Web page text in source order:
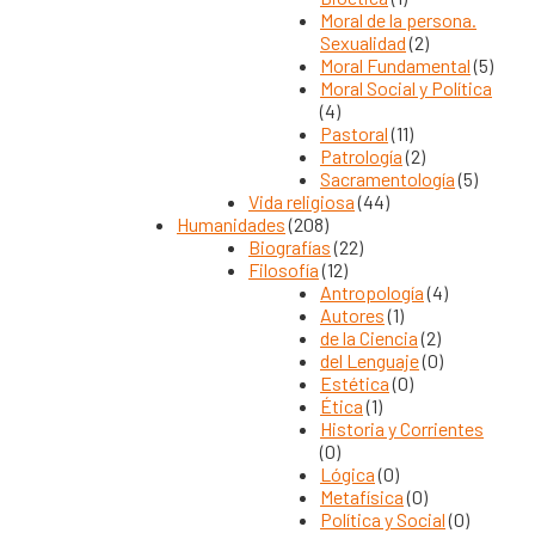
Moral de la persona.
Sexualidad (2)
Moral Fundamental (5)
Moral Social y Política
(4)
Pastoral (11)
Patrología (2)
Sacramentología (5)
Vida religiosa (44)
Humanidades (208)
Biografías (22)
Filosofía (12)
Antropología (4)
Autores (1)
de la Ciencia (2)
del Lenguaje(0)
Estética (0)
Ética (1)
Historia y Corrientes
(0)
Lógica (0)
Metafísica (0)
Política y Social (0)